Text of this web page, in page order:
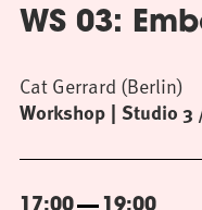
WS 03:
Workshop Studio 3
Cat Gerrard (Berlin)